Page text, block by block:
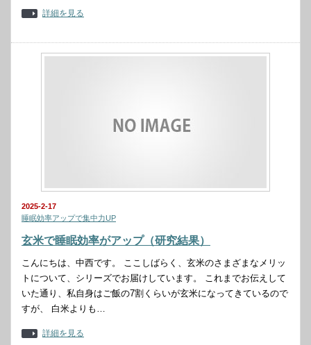
詳細を見る
2025-2-17
睡眠効率アップで集中力UP
玄米で睡眠効率がアップ（研究結果）
こんにちは、中西です。 ここしばらく、玄米のさまざまなメリッ
トについて、シリーズでお届けしています。 これまでお伝えして
いた通り、私自身はご飯の7割くらいが玄米になってきているので
すが、 白米よりも…
詳細を見る